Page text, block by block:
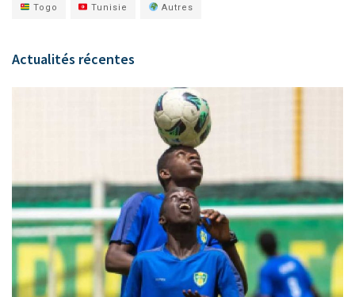
Togo Tunisie Autres
Actualités récentes